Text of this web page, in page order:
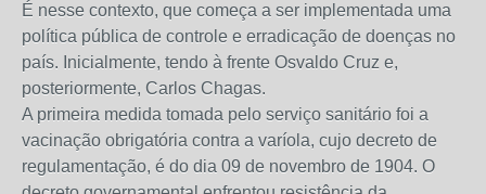
É nesse contexto, que começa a ser implementada uma
política pública de controle e erradicação de doenças no
país. Inicialmente, tendo à frente Osvaldo Cruz e,
posteriormente, Carlos Chagas.
A primeira medida tomada pelo serviço sanitário foi a
vacinação obrigatória contra a varíola, cujo decreto de
regulamentação, é do dia 09 de novembro de 1904. O